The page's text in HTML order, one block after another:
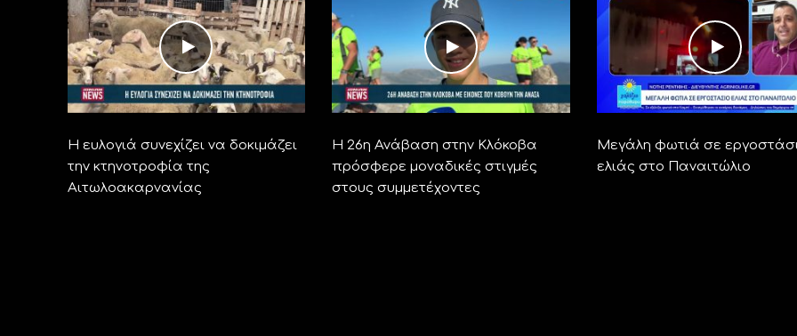
Η ευλογιά συνεχίζει να δοκιμάζει
την κτηνοτροφία της
Αιτωλοακαρνανίας
Η 26η Ανάβαση στην Κλόκοβα
πρόσφερε μοναδικές στιγμές
στους συμμετέχοντες
Μεγάλη φωτιά σε
ελιάς στο Παναιτώλιο